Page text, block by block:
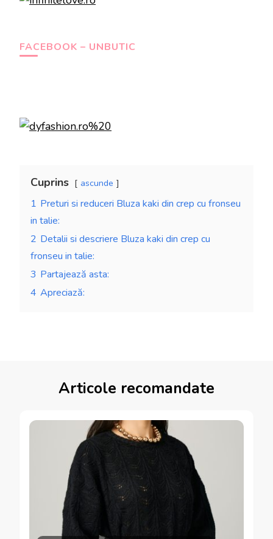
FACEBOOK – UNBUTIC
Cuprins ascunde
1 Preturi si reduceri Bluza kaki din crep cu fronseu
in talie:
2 Detalii si descriere Bluza kaki din crep cu
fronseu in talie:
3 Partajează asta:
4 Apreciază:
Articole recomandate